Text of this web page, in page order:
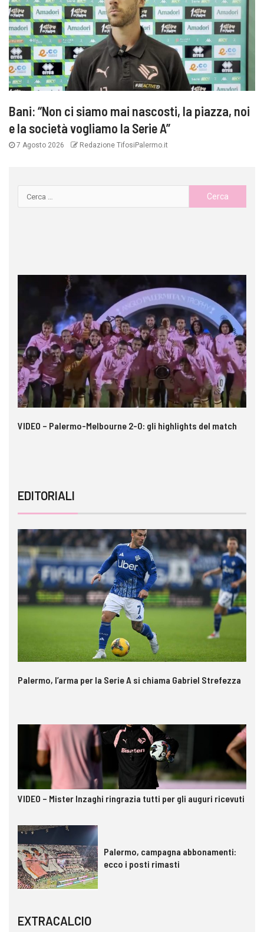
Bani: “Non ci siamo mai nascosti, la piazza, noi
e la società vogliamo la Serie A”
7 Agosto 2026 Redazione TifosiPalermo.it
VIDEO – Palermo-Melbourne 2-0: gli highlights del match
EDITORIALI
Palermo, l’arma per la Serie A si chiama Gabriel Strefezza
VIDEO – Mister Inzaghi ringrazia tutti per gli auguri ricevuti
Palermo, campagna abbonamenti:
ecco i posti rimasti
EXTRACALCIO